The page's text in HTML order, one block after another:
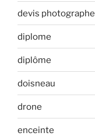
devis photographe
diplome
diplôme
doisneau
drone
enceinte